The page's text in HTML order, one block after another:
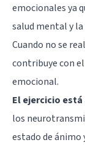
emocionales ya
salud mental y
Cuando no se
contribuye con
emocional.
El ejercicio
los
estado de ánimo